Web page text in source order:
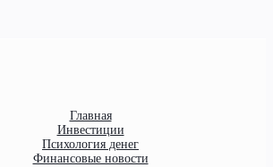
Главная
Инвестиции
Психология денег
Финансовые новости